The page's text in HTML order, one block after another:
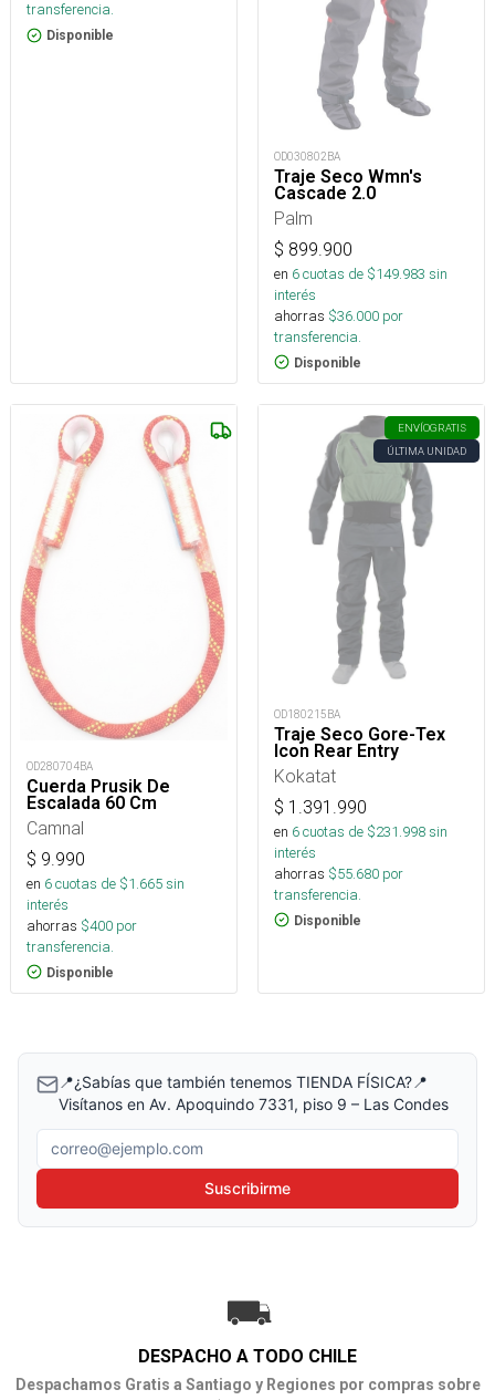
transferencia.
Disponible
OD030802BA
Traje Seco Wmn's
Cascade 2.0
Palm
$ 899.900
en 6cuotas de $149.983 sin
interés
ahorras $36.000 por
transferencia.
Disponible
OD280704BA
Cuerda Prusik De
Escalada 60 Cm
Camnal
$ 9.990
en 6cuotas de $1.665sin
interés
ahorras $400 por
transferencia.
Disponible
ENVÍOGRATIS
ÚLTIMA UNIDAD
OD180215BA
Traje Seco Gore-Tex
Icon Rear Entry
Kokatat
$ 1.391.990
en 6cuotas de $231.998sin
interés
ahorras $55.680 por
transferencia.
Disponible
📍¿Sabías que también tenemos TIENDA FÍSICA?📍
Visítanos en Av. Apoquindo 7331, piso 9 – Las Condes
Correo electrónico
Suscribirme
DESPACHO A TODO CHILE
Despachamos Gratis a Santiago y Regiones por compras sobre